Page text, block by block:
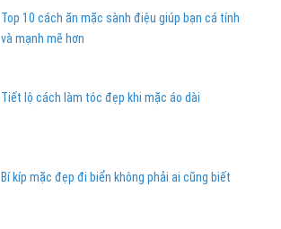
Top 10 cách ăn mặc sành điệu giúp bạn cá tính
và mạnh mẽ hơn
Tiết lộ cách làm tóc đẹp khi mặc áo dài
Bí kíp mặc đẹp đi biển không phải ai cũng biết